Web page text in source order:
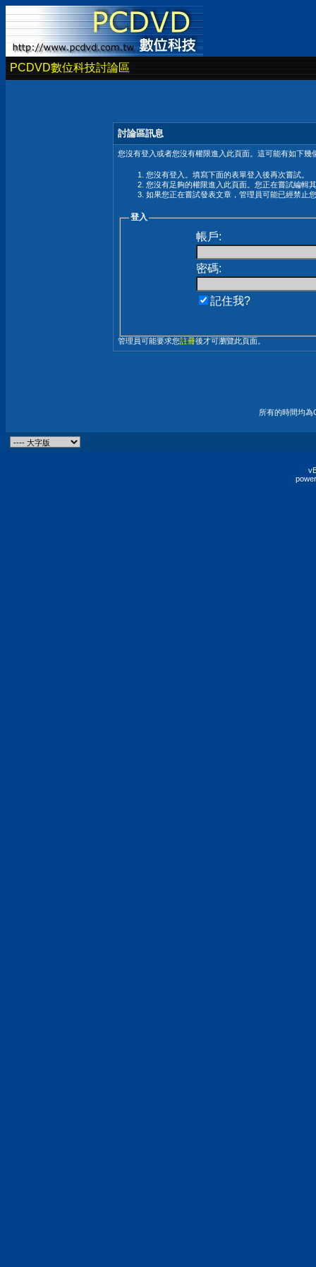
PCDVD數位科技討論區
討論區訊息
您沒有登入或者您沒有權限進入此頁面。這可能有如下幾
您沒有登入。填寫下面的表單登入後再次嘗試。
您沒有足夠的權限進入此頁面。您正在嘗試編輯
如果您正在嘗試發表文章，管理員可能已經禁止
登入
帳戶:
密碼:
記住我?
管理員可能要求您註冊後才可瀏覽此頁面。
所有的時間均為